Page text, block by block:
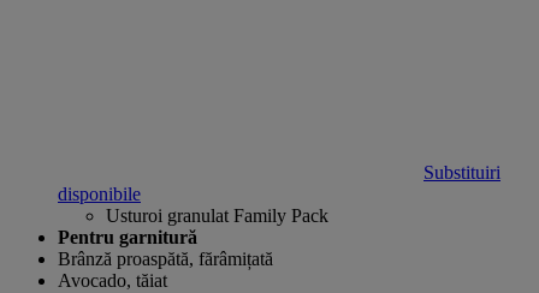
Substituiri
disponibile
Usturoi granulat Family Pack
Pentru garnitură
Brânză proaspătă, fărâmițată
Avocado, tăiat